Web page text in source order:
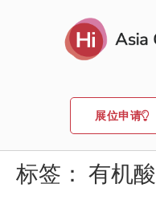
展位申请
标签： 有机酸